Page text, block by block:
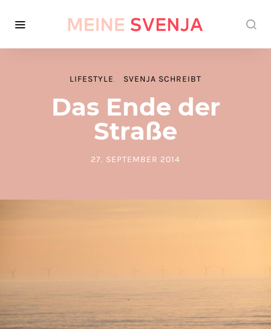
LIFESTYLE SVENJA SCHREIBT
Das Ende der
Straße
POSTED ON
27. SEPTEMBER 2014